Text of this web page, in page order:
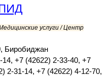
услуги / Центр
Биробиджан
+7 (42622) 2-33-40, +7
2-31-14, +7 (42622) 4-12-70,